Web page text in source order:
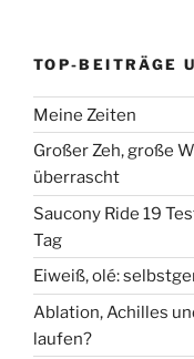
TOP-BEITRÄGE
Meine Zeiten
Großer Zeh, große
überrascht
Saucony Ride 19
Tag
Eiweiß, olé:
Ablation, Achilles
laufen?